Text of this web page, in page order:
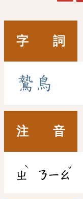
字 詞
鷙 鳥
注 音
ㄓ
ˋ
ㄋㄧㄠ
ˇ